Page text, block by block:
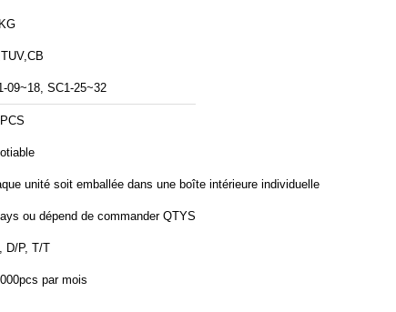
09~18, SC1-25~32
unité soit emballée dans une boîte intérieure individuelle
ou dépend de commander QTYS
D/P, T/T
par mois